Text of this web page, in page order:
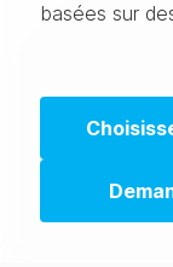
basées sur